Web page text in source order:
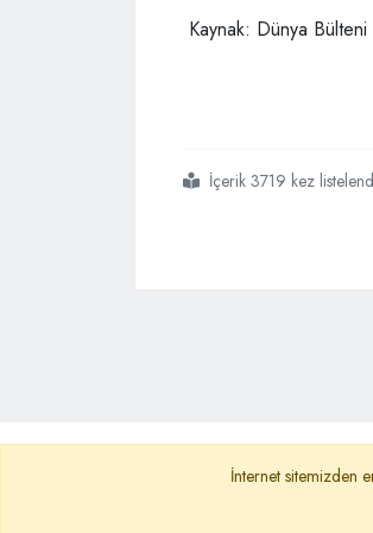
Kaynak: Dünya Bülteni
#28 şubat
İçerik 3719 kez
Ana Sayfa Gizlilik
İnternet sitemizden